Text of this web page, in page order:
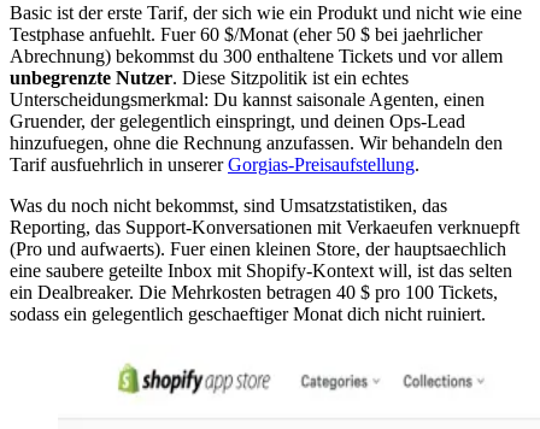
Basic ist der erste Tarif, der sich wie ein Produkt und nicht wie eine
Testphase anfuehlt. Fuer 60 $/Monat (eher 50 $ bei jaehrlicher
Abrechnung) bekommst du 300 enthaltene Tickets und vor allem
unbegrenzte Nutzer. Diese Sitzpolitik ist ein echtes
Unterscheidungsmerkmal: Du kannst saisonale Agenten, einen
Gruender, der gelegentlich einspringt, und deinen Ops-Lead
hinzufuegen, ohne die Rechnung anzufassen. Wir behandeln den
Tarif ausfuehrlich in unsererGorgias-Preisaufstellung.
Was du noch nicht bekommst, sind Umsatzstatistiken, das
Reporting, das Support-Konversationen mit Verkaeufen verknuepft
(Pro und aufwaerts). Fuer einen kleinen Store, der hauptsaechlich
eine saubere geteilte Inbox mit Shopify-Kontext will, ist das selten
ein Dealbreaker. Die Mehrkosten betragen 40 $ pro 100 Tickets,
sodass ein gelegentlich geschaeftiger Monat dich nicht ruiniert.